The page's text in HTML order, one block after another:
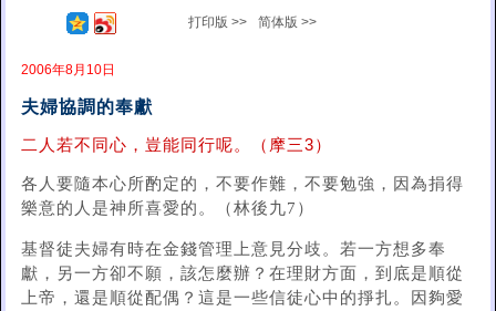
打印版 >> 简体版 >>
2006年8月10日
夫婦協調的奉獻
二人若不同心，豈能同行呢。（摩三3）
各人要隨本心所酌定的，不要作難，不要勉強，因為捐得
樂意的人是神所喜愛的。（林後九7）
基督徒夫婦有時在金錢管理上意見分歧。若一方想多奉
獻，另一方卻不願，該怎麼辦？在理財方面，到底是順從
上帝，還是順從配偶？這是一些信徒心中的掙扎。因夠愛